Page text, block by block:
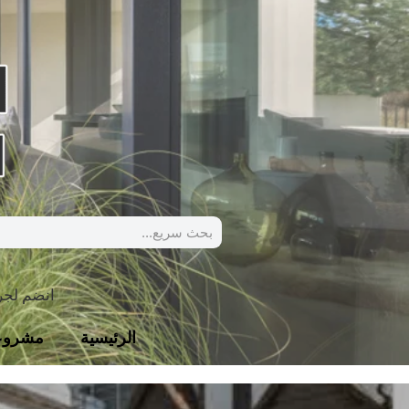
انضم
الرئيسية